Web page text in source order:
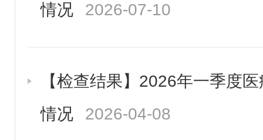
情况
2026-07-10
【检查结果】2026年一季度
情况
2026-04-08